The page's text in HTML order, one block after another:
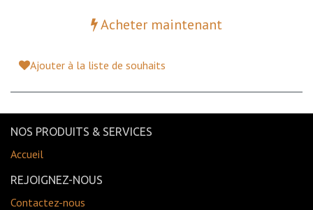
Acheter maintenant
Ajouter à la liste de souhaits
NOS PRODUITS & SERVICES
Accueil
REJOIGNEZ-NOUS
Contactez-nous